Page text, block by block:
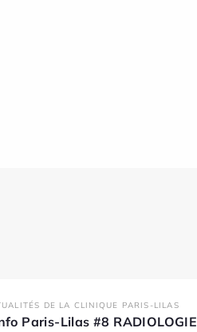
DE LA CLINIQUE PARIS-LILAS
Paris-Lilas #8 RADIOLOGIE